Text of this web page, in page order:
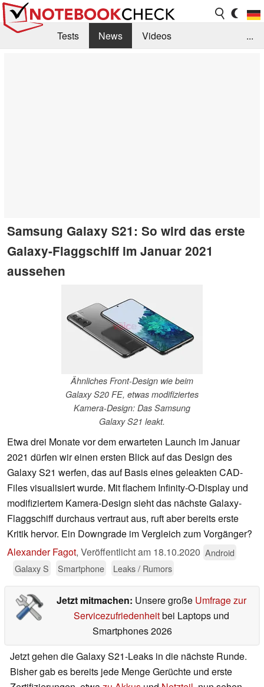
Tests News
Videos
...
Samsung Galaxy S21: So wird das erste
Galaxy-Flaggschiff im Januar 2021
aussehen
Ähnliches Front-Design wie beim
Galaxy S20 FE, etwas modifiziertes
Kamera-Design: Das Samsung
Galaxy S21 leakt.
Etwa drei Monate vor dem erwarteten Launch im Januar
2021 dürfen wir einen ersten Blick auf das Design des
Galaxy S21 werfen, das auf Basis eines geleakten CAD-
Files visualisiert wurde. Mit flachem Infinity-O-Display und
modifiziertem Kamera-Design sieht das nächste Galaxy-
Flaggschiff durchaus vertraut aus, ruft aber bereits erste
Kritik hervor. Ein Downgrade im Vergleich zum Vorgänger?
Alexander Fagot, Veröffentlicht am 18.10.2020 Android
Galaxy S
Smartphone Leaks / Rumors
Jetzt mitmachen: Unsere große Umfrage zur
Servicezufriedenheitbei Laptops und
Smartphones 2026
Jetzt gehen die Galaxy S21-Leaks in die nächste Runde.
Bisher gab es bereits jede Menge Gerüchte und erste